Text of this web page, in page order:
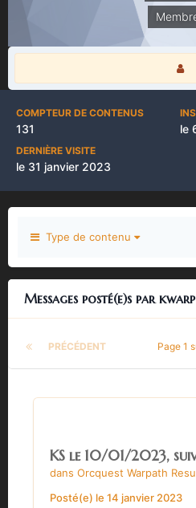
COMPTEUR DE CONTENUS
131 le
DERNIÈRE VISITE
le 31 janvier 2023
Type de contenu
Messages posté(e)s par kwarp
PRÉCÉDENT Page 1
KS le 10/01/2023,
dans Orcquest Warpath
Posté(e) le 14 janvier 2023